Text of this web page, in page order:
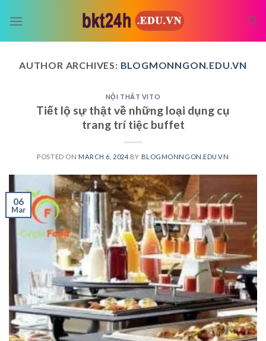
AUTHOR ARCHIVES: BLOGMONNGON.EDU.VN
NỘI THẤT VITO
Tiết lộ sự thật về những loại dụng cụ
trang trí tiệc buffet
POSTED ON MARCH 6, 2024 BY BLOGMONNGON.EDU.VN
06
Mar